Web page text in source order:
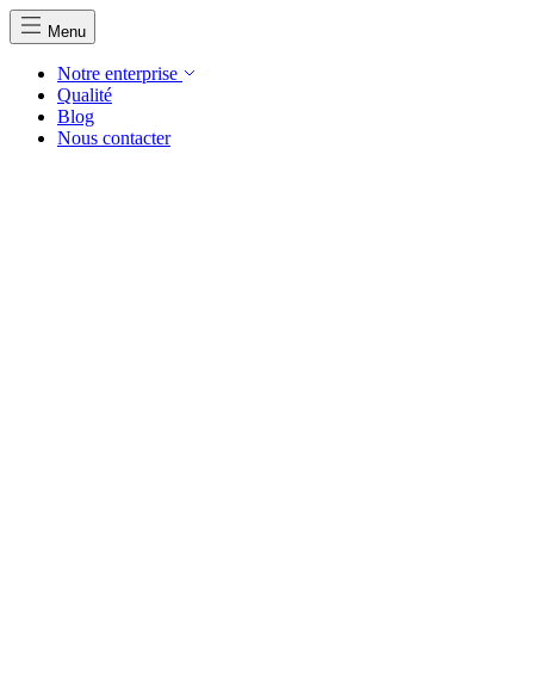
Menu
Notre enterprise
Qualité
Blog
Nous contacter